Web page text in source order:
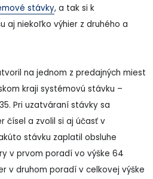
stávky, a tak si k
aj niekoľko výhier z druhého a
na jednom z predajných miest
kraji systémovú stávku –
Pri uzatváraní stávky sa
čísel a zvolil si aj účasť v
stávku zaplatil obsluhe
v prvom poradí vo výške 64
v druhom poradí v celkovej výške